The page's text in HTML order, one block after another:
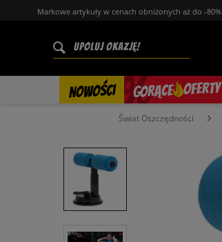
Markowe artykuły w cenach obniżonych aż do -80%
NOWOŚCI GORĄCE OFERTY
%
Świat Oszczędności